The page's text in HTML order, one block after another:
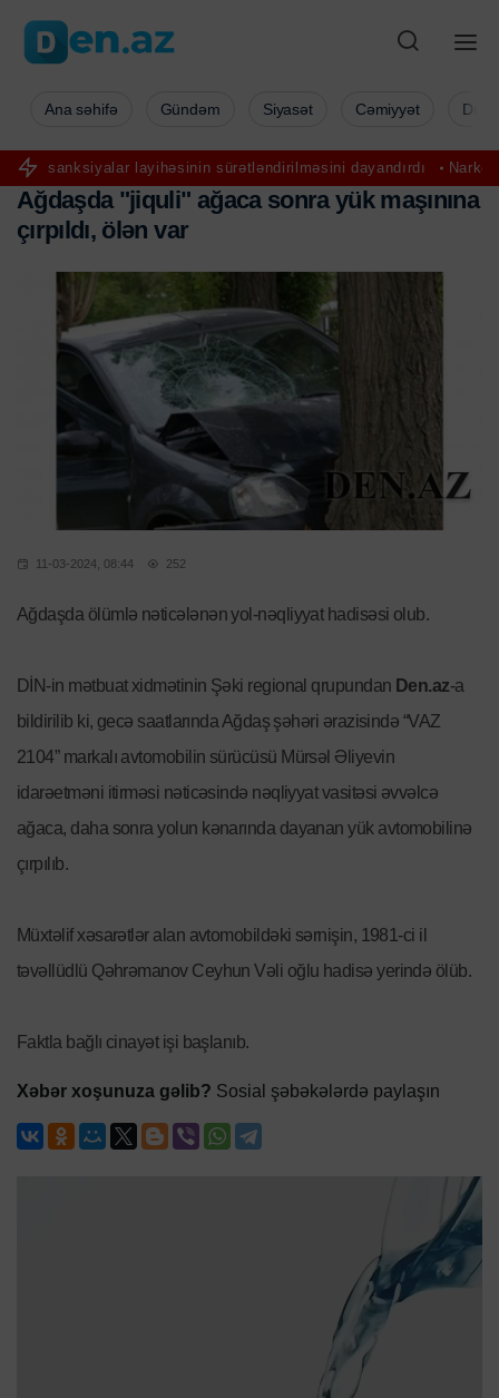
layihəsinin sürətləndirilməsini dayandırdı Narkobaronla əlbir
Ana səhifə Gündəm Siyasət Cəmiyyət
Ağdaşda "jiquli" ağaca sonra yük maşınına
çırpıldı, ölən var
11-03-2024, 08:44 252
Ağdaşda ölümlə nəticələnən yol-nəqliyyat hadisəsi olub.
DİN-in mətbuat xidmətinin Şəki regional qrupundan Den.az-a
bildirilib ki, gecə saatlarında Ağdaş şəhəri ərazisində “VAZ
2104” markalı avtomobilin sürücüsü Mürsəl Əliyevin
idarəetməni itirməsi nəticəsində nəqliyyat vasitəsi əvvəlcə
ağaca, daha sonra yolun kənarında dayanan yük avtomobilinə
çırpılıb.
Müxtəlif xəsarətlər alan avtomobildəki sərnişin, 1981-ci il
təvəllüdlü Qəhrəmanov Ceyhun Vəli oğlu hadisə yerində ölüb.
Faktla bağlı cinayət işi başlanıb.
Xəbər xoşunuza gəlib? Sosial şəbəkələrdə paylaşın